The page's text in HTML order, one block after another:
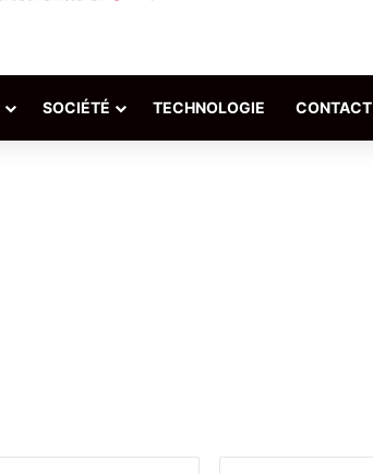
SOCIÉTÉ TECHNOLOGIE CONTACT